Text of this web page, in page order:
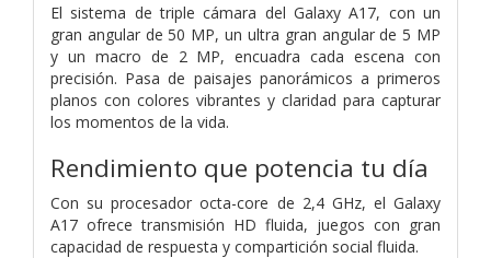
El sistema de triple cámara del Galaxy A17, con un
gran angular de 50 MP, un ultra gran angular de 5 MP
y un macro de 2 MP, encuadra cada escena con
precisión. Pasa de paisajes panorámicos a primeros
planos con colores vibrantes y claridad para capturar
los momentos de la vida.
Rendimiento que potencia tu día
Con su procesador octa-core de 2,4 GHz, el Galaxy
A17 ofrece transmisión HD fluida, juegos con gran
capacidad de respuesta y compartición social fluida.